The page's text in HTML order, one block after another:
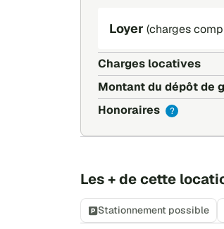
Loyer (charges
Charges locatives
Montant du dépôt de
Honoraires
?
Les + de cette
Stationnement possible